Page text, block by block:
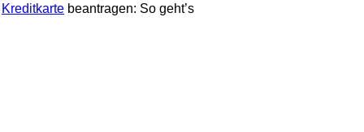
Kreditkarte beantragen: So geht’s